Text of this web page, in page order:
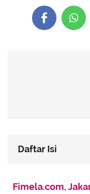
Daftar Isi
Emosi
Fimela.com,